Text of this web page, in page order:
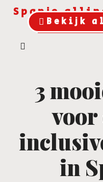
Spanje
Bekijk
3
voor
in